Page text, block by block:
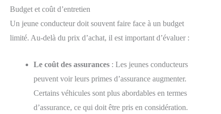
Budget et coût d’entretien
Un jeune conducteur doit souvent faire face à un budget
limité. Au-delà du prix d’achat, il est important d’évaluer :
Le coût des assurances : Les jeunes conducteurs
peuvent voir leurs primes d’assurance augmenter.
Certains véhicules sont plus abordables en termes
d’assurance, ce qui doit être pris en considération.